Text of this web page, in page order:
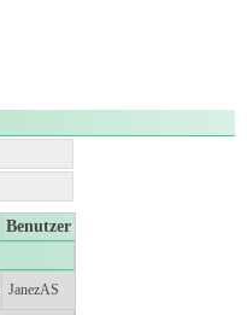
Benutzer
JanezAS